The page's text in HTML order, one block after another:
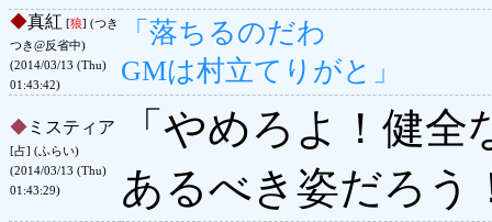
◆真紅 [狼] (つき
つき@反省中)
(2014/03/13 (Thu)
01:43:42)
「落ちるのだわ
GMは村立てりがと」
◆ ミスティア
[占] (ふらい)
(2014/03/13 (Thu)
01:43:29)
「やめろよ！健
あるべき姿だろう